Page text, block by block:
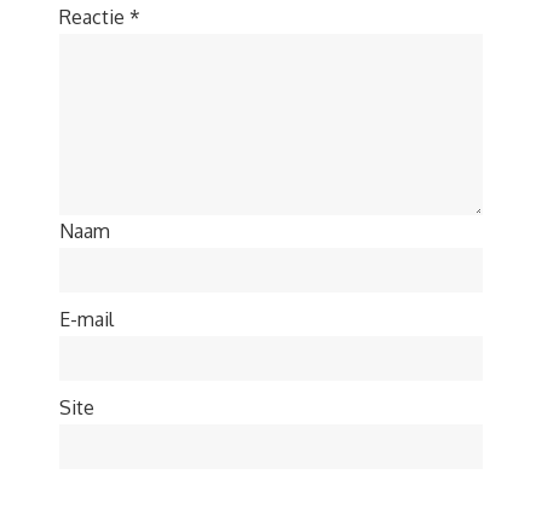
Reactie *
Naam
E-mail
Site